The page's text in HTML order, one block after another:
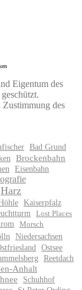
Eigentum des
des
Bad Grund
Brockenbahn
Eisenbahn
Harz
Kaiserpfalz
Lost Places
Morsch
Niedersachsen
Ostsee
Reetdach
Anhalt
Schuhhof